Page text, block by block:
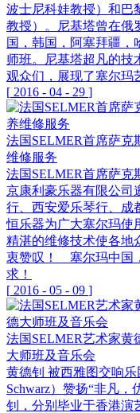
波士尼科娃教授）和巴
教授）。尼基塔曾在俄
国，韩国，阿塞拜疆，
师班。尼基塔超凡的技
观众们，展现了塞尔玛
[ 2016 - 04 - 29 ]
法国SELMER首席萨克
维修服务
法国SELMER首席萨克
京康利豪乐器有限公司
行、西安爱乐琴行、成
恒乐器为广大塞尔玛使
精湛的维修技术使各地
衷赞叹！ 塞尔玛中国
求！
[ 2016 - 05 - 09 ]
法国SELMER艺术家黄
大师班及音乐会
黄德钊 被西雅图交响乐
Schwarz）赞扬“非凡
钊，分别毕业于香港演